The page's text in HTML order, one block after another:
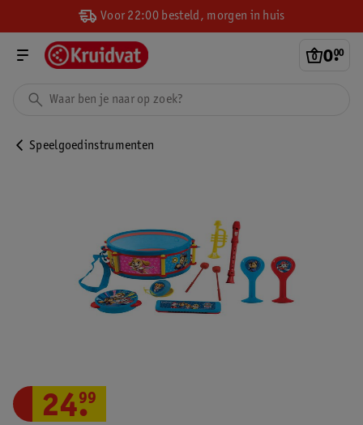
Voor 22:00 besteld, morgen in huis
0.
00
Speelgoedinstrumenten
24.
99